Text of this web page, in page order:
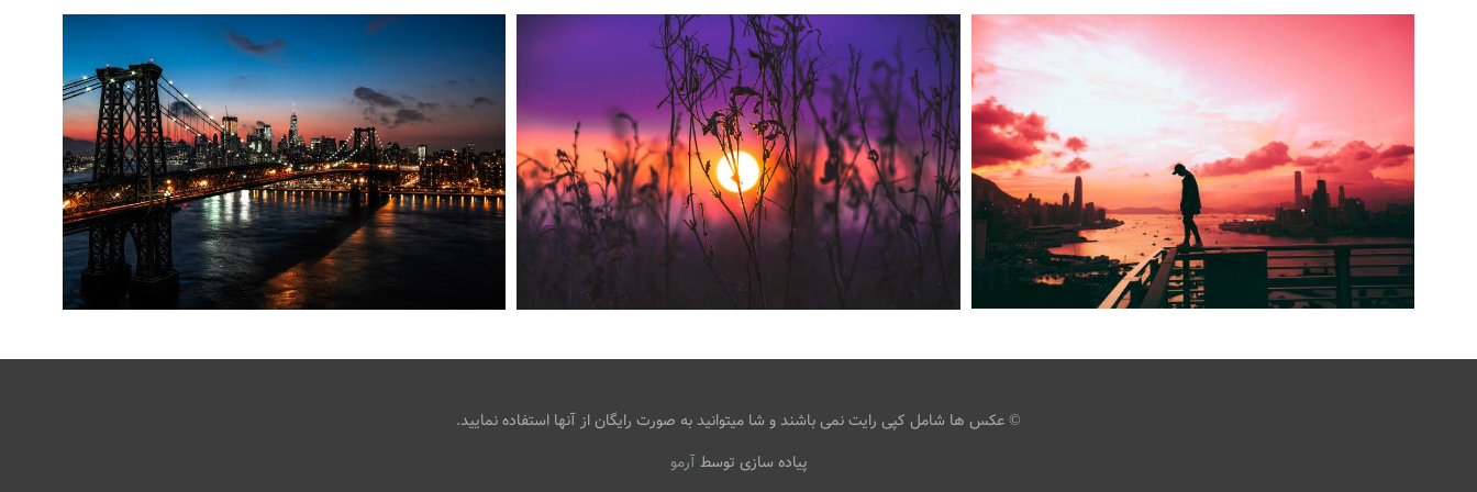
عکس پسر تنها غمگین armo آسمان بنفش،طلوع آفتاب،طلوع
تصویر زمینه جهانی / پل ویلیامزبورگ
© عکس ها شامل کپی رایت نمی باشند و شا میتوانید به صورت رایگان از آنها استفاده نمایید.
پیاده سازی توسطآرمو